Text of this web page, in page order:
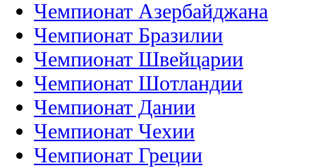
Чемпионат Азербайджана
Чемпионат Бразилии
Чемпионат Швейцарии
Чемпионат Шотландии
Чемпионат Дании
Чемпионат Чехии
Чемпионат Греции